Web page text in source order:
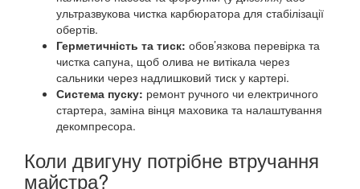
ультразвукова чистка карбюратора для стабілізації
обертів.
Герметичність та тиск: обов’язкова перевірка та
чистка сапуна, щоб олива не витікала через
сальники через надлишковий тиск у картері.
Система пуску: ремонт ручного чи електричного
стартера, заміна вінця маховика та налаштування
декомпресора.
Коли двигуну потрібне втручання
майстра?